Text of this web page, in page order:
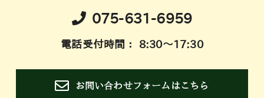
075-631-6959
電話受付時間： 8:30～17:30
お問い合わせフォームはこちら